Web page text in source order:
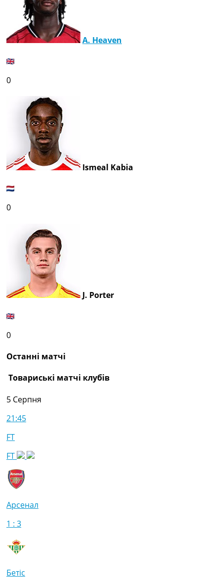
A. Heaven
0
Ismeal Kabia
0
J. Porter
0
Останні матчі
Товариські матчі клубів
5 Серпня
21:45
FT
FT
Арсенал
1 : 3
Бетіс